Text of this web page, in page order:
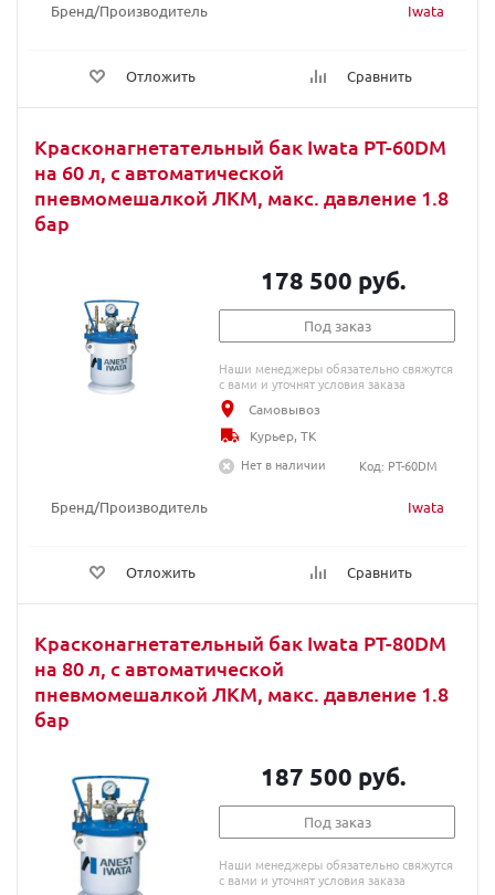
Бренд/Производитель Iwata
Отложить Сравнить
Красконагнетательный бак Iwata PT-60DM
на 60 л, с автоматической
пневмомешалкой ЛКМ, макс. давление 1.8
бар
Бренд/Производитель Iwata
Отложить Сравнить
178 500 руб.
Под заказ
Наши менеджеры обязательно свяжутся
с вами и уточнят условия заказа
Самовывоз
Курьер, ТК
Нет в наличии
Код: PT-60DM
Красконагнетательный бак Iwata PT-80DM
на 80 л, с автоматической
пневмомешалкой ЛКМ, макс. давление 1.8
бар
187 500 руб.
Под заказ
Наши менеджеры обязательно свяжутся
с вами и уточнят условия заказа